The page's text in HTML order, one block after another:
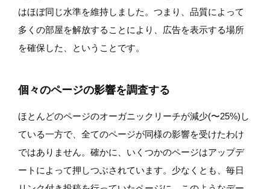
はほぼ同じ水準を維持しました。つまり、品質によって
多くの部屋を解放することにより、広告を表示する場所
を確保した、ということです。
個々のページの影響を調査する
ほとんどのページのオーガニックリーチが減少(〜25%)し
ている一方で、全てのページが同様の影響を受けたわけ
ではありません。確かに、いくつかのページはアップデ
ートによって押しつぶされています。少なくとも、毎日